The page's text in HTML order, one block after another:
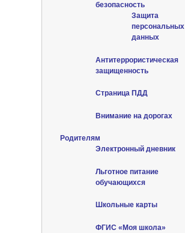
безопасность
Защита
персональных
данных
Антитеррористическая
защищенность
Страница ПДД
Внимание на дорогах
Родителям
Электронный дневник
Льготное питание
обучающихся
Школьные карты
ФГИС «Моя школа»